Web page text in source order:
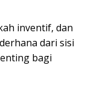
inventif, dan
dari sisi
bagi